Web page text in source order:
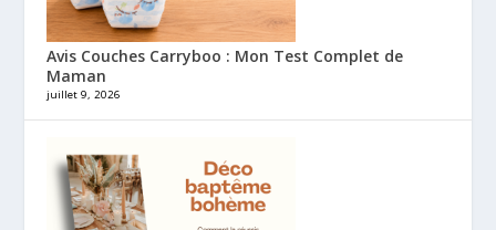
Avis Couches Carryboo : Mon Test Complet de
Maman
juillet 9, 2026